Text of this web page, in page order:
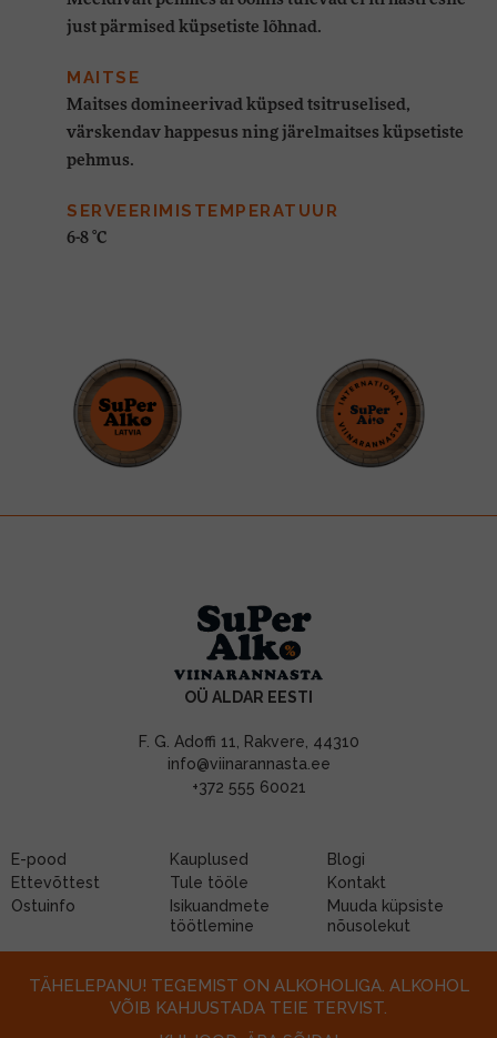
just pärmised küpsetiste lõhnad.
MAITSE
Maitses domineerivad küpsed tsitruselised,
värskendav happesus ning järelmaitses küpsetiste
pehmus.
SERVEERIMISTEMPERATUUR
6-8 °C
OÜ ALDAR EESTI
F. G. Adoffi 11, Rakvere, 44310
info@viinarannasta.ee
+372 555 60021
E-pood Kauplused
Blogi
Ettevõttest
Tule tööle
Kontakt
Ostuinfo
Isikuandmete
töötlemine
Muuda küpsiste
nõusolekut
TÄHELEPANU! TEGEMIST ON ALKOHOLIGA. ALKOHOL
VÕIB KAHJUSTADA TEIE TERVIST.